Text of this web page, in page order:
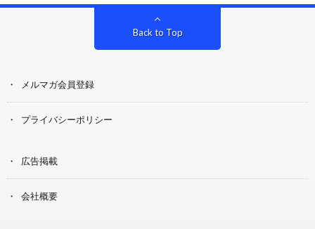
Back to Top
メルマガ会員登録
プライバシーポリシー
広告掲載
会社概要